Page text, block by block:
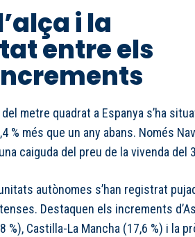
i la
entre els
metre quadrat a Espanya s’ha
% més que un any abans. Només
caiguda del preu de la vivenda del
autònomes s’han registrat
Destaquen els increments
%), Castilla-La Mancha (17,6 %) i la